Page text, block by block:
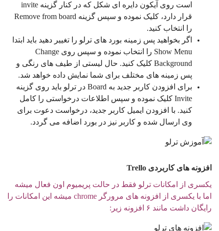
است روی آیکون دایره ای شکل که در کنار گزینه invite
قرار دارد، کلیک نموده و سپس گزینه Remove from board
را انتخاب کنید.
اگر بخواهید پس زمینه بورد های ترلو را تغییر دهید باید ابتدا
Show Menu را انتخاب نموده و سپس روی Change
Background کلیک کنید. حال لیستی از طیف های رنگی و
پس زمینه های مختلف برای شما نمایش داده خواهد شد.
برای افزودن کاربر جدید به Board در ترلو باید روی گزینه
Invite کلیک نموده و سپس اطلاعات درخواستی را کامل
کنید. با افزودن ایمیل کاربر جدید، درخواست دعوت برای
وی ارسال شده و کاربر نیز در بورد اضافه می گردد.
افزونه های کاربردی Trello
یکسری از امکانات ترلو فقط در حالت پریمیوم اون فعال میشه
اما با یکسری از افزونه های مرورگر chrome میشه این امکانات را
رایگان داشت مانند ۶ افزونه زیر: